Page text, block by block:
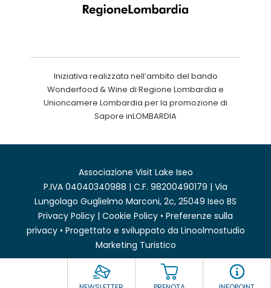
Iniziativa realizzata nell’ambito del bando
Wonderfood & Wine di Regione Lombardia e
Unioncamere Lombardia per la promozione di
Sapore inLOMBARDIA
Associazione Visit Lake Iseo
P.IVA 04040340988 | C.F. 98200490179 | Via
Lungolago Guglielmo Marconi, 2c, 25049 Iseo BS
Privacy Policy | Cookie Policy • Preferenze sulla
privacy• Progettato e sviluppato da Linoolmostudio
Marketing Turistico